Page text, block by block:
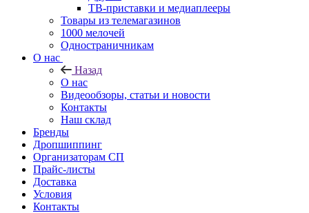
ТВ-приставки и медиаплееры
Товары из телемагазинов
1000 мелочей
Одностраничникам
О нас
Назад
О нас
Видеообзоры, статьи и новости
Контакты
Наш склад
Бренды
Дропшиппинг
Организаторам СП
Прайс-листы
Доставка
Условия
Контакты